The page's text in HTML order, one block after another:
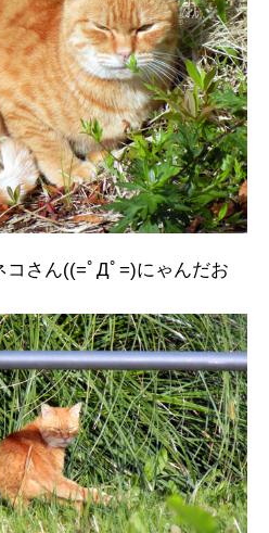
コさん((=ﾟДﾟ=)にゃんだお